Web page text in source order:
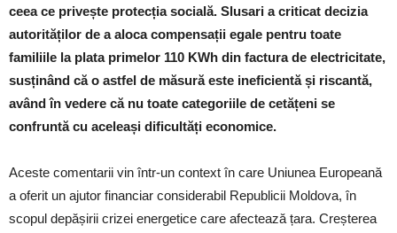
ceea ce privește protecția socială. Slusari a criticat decizia
autorităților de a aloca compensații egale pentru toate
familiile la plata primelor 110 KWh din factura de electricitate,
susținând că o astfel de măsură este ineficientă și riscantă,
având în vedere că nu toate categoriile de cetățeni se
confruntă cu aceleași dificultăți economice.
Aceste comentarii vin într-un context în care Uniunea Europeană
a oferit un ajutor financiar considerabil Republicii Moldova, în
scopul depășirii crizei energetice care afectează țara. Creșterea